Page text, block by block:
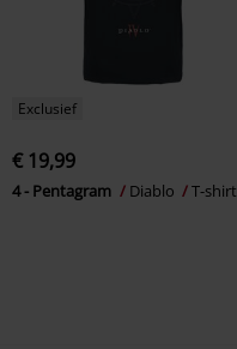
Exclusief
€ 19,99
4 - Pentagram Diablo T-shirt